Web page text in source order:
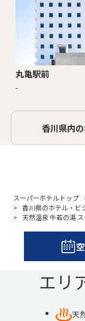
丸亀駅前
-
香川県内
スーパーホテルトップ
香川県のホテル・ビ
天然温泉 牛若の湯
エリ
天